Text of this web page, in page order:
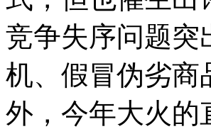
竞争失序问题突
机、假冒伪劣商
外，今年大火的